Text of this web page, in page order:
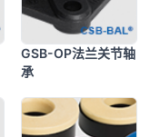
GSB-OP法兰关节轴
承